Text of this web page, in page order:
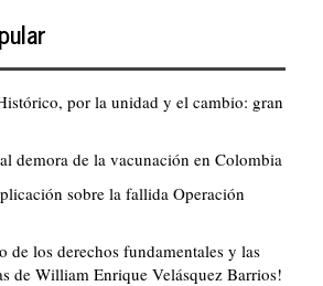
por la unidad y el cambio: gran
demora de la vacunación en Colombia
sobre la fallida Operación
de los derechos fundamentales y las
de William Enrique Velásquez Barrios!